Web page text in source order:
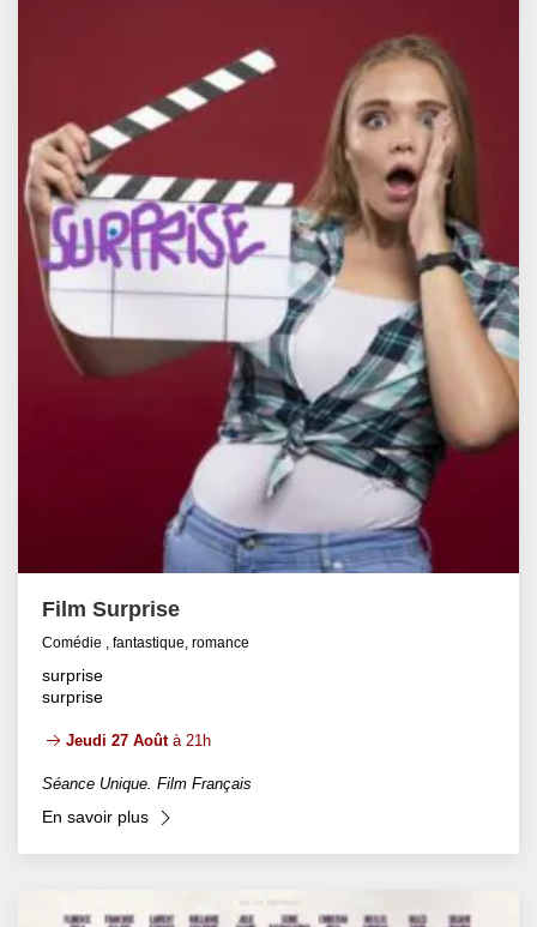
Film Surprise
Comédie , fantastique, romance
surprise
surprise
Jeudi 27 Aoûtà 21h
Séance Unique. Film Français
En savoir plus